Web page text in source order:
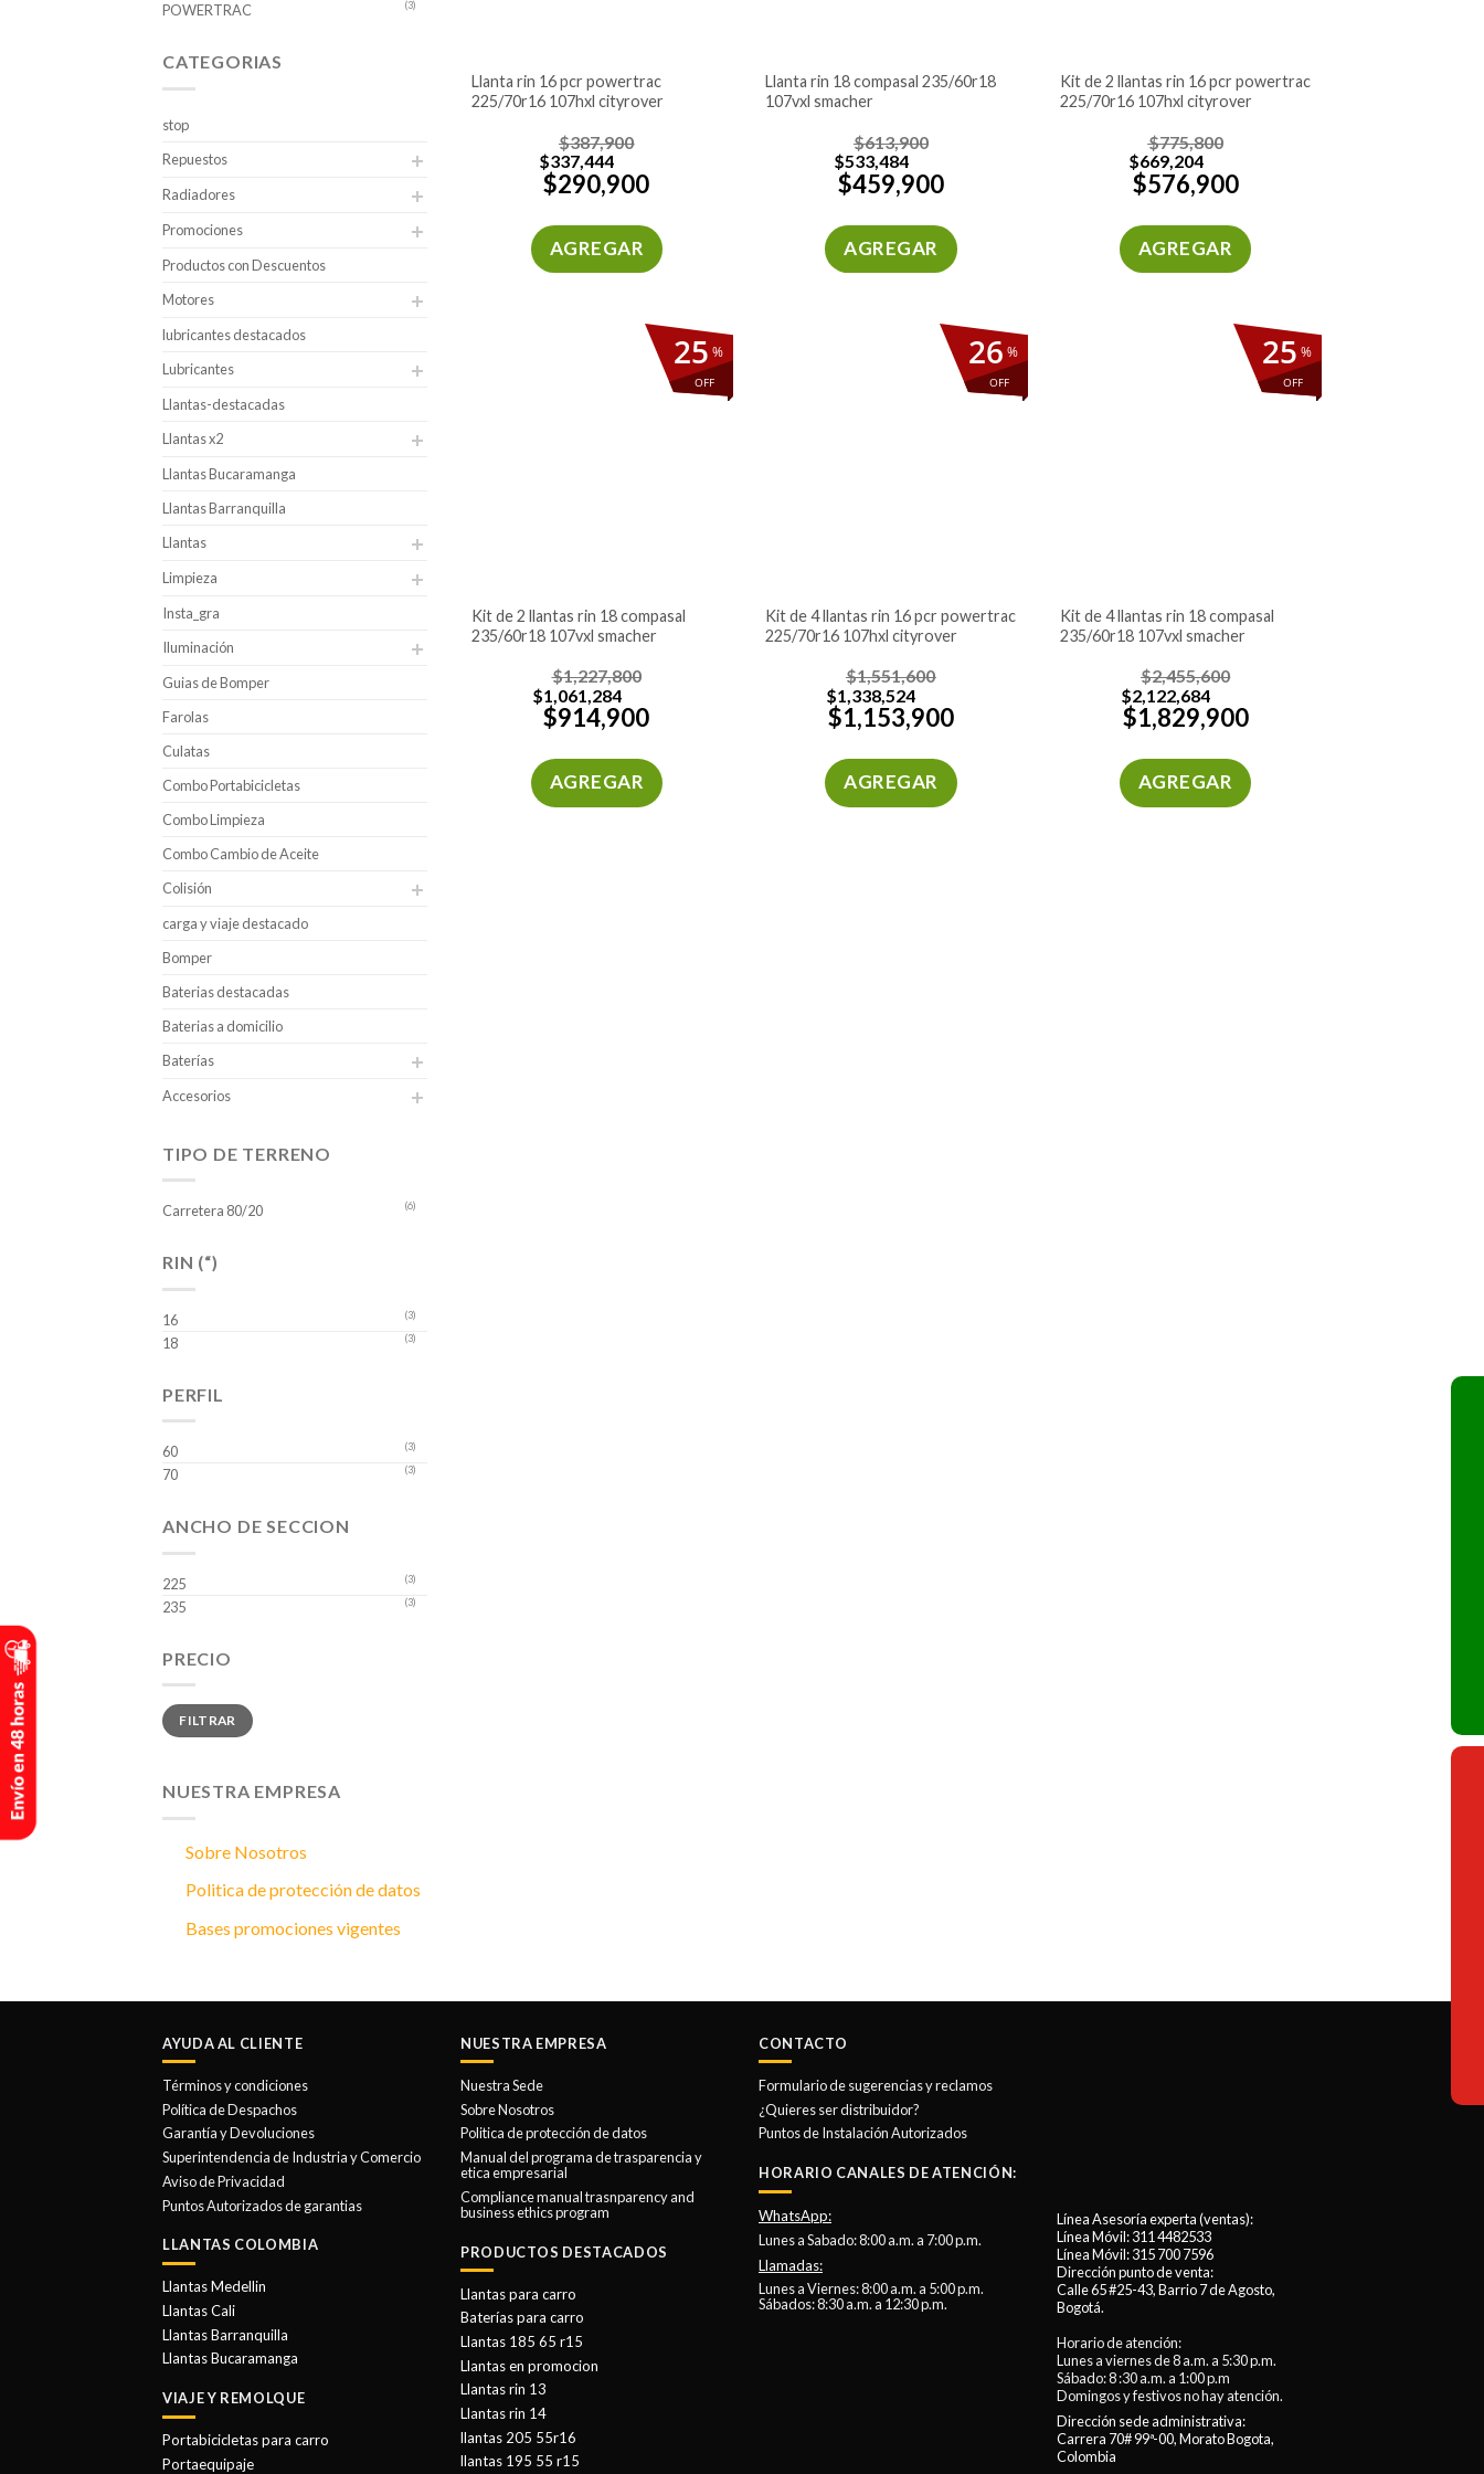
POWERTRAC (3)
CATEGORIAS
stop
Repuestos
Radiadores
Promociones
Productos con Descuentos
Motores
lubricantes destacados
Lubricantes
Llantas-destacadas
Llantas x2
Llantas Bucaramanga
Llantas Barranquilla
Llantas
Limpieza
Insta_gra
Iluminación
Guias de Bomper
Farolas
Culatas
Combo Portabicicletas
Combo Limpieza
Combo Cambio de Aceite
Colisión
carga y viaje destacado
Bomper
Baterias destacadas
Baterias a domicilio
Baterías
Accesorios
TIPO DE TERRENO
Carretera 80/20 (6)
RIN (“)
16 (3)
18 (3)
PERFIL
60 (3)
70 (3)
ANCHO DE SECCION
225 (3)
235 (3)
PRECIO
Precio
mínimo
Precio
máximo
FILTRAR
NUESTRA EMPRESA
Sobre Nosotros
Politica de protección de datos
Bases promociones vigentes
llanta rin 16 pcr powertrac
225/70r16 107hxl cityrover
$387,900
$337,444
$290,900
AGREGAR
llanta rin 18 compasal 235/60r18
107vxl smacher
$613,900
$533,484
$459,900
AGREGAR
kit de 2 llantas rin 16 pcr powertrac
225/70r16 107hxl cityrover
$775,800
$669,204
$576,900
AGREGAR
%
OFF
25
kit de 2 llantas rin 18 compasal
235/60r18 107vxl smacher
$1,227,800
$1,061,284
$914,900
AGREGAR
%
OFF
26
kit de 4 llantas rin 16 pcr powertrac
225/70r16 107hxl cityrover
$1,551,600
$1,338,524
$1,153,900
AGREGAR
%
OFF
25
kit de 4 llantas rin 18 compasal
235/60r18 107vxl smacher
$2,455,600
$2,122,684
$1,829,900
AGREGAR
AYUDA AL CLIENTE
Términos y condiciones
Política de Despachos
Garantía y Devoluciones
Superintendencia de Industria y Comercio
Aviso de Privacidad
Puntos Autorizados de garantias
LLANTAS COLOMBIA
Llantas Medellin
Llantas Cali
Llantas Barranquilla
Llantas Bucaramanga
VIAJE Y REMOLQUE
Portabicicletas para carro
Portaequipaje
NUESTRA EMPRESA
Nuestra Sede
Sobre Nosotros
Politica de protección de datos
Manual del programa de trasparencia y
etica empresarial
Compliance manual trasnparency and
business ethics program
PRODUCTOS DESTACADOS
Llantas para carro
Baterías para carro
Llantas 185 65 r15
Llantas en promocion
Llantas rin 13
Llantas rin 14
llantas 205 55r16
llantas 195 55 r15
CONTACTO
Formulario de sugerencias y reclamos
¿Quieres ser distribuidor?
Puntos de Instalación Autorizados
HORARIO CANALES DE ATENCIÓN:
WhatsApp:
Lunes a Sabado: 8:00 a.m. a 7:00 p.m.
Llamadas:
Lunes a Viernes: 8:00 a.m. a 5:00 p.m.
Sábados: 8:30 a.m. a 12:30 p.m.
Línea Asesoría experta (ventas):
Línea Móvil:311 4482533
Línea Móvil:315 700 7596
Dirección punto de venta:
Calle 65 #25-43, Barrio 7 de Agosto,
Bogotá.
Horario de atención:
Lunes a viernes de 8 a.m. a 5:30 p.m.
Sábado: 8 :30 a.m. a 1:00 p.m
Domingos y festivos no hay atención.
Dirección sede administrativa:
Carrera 70# 99ª-00, Morato Bogota,
Colombia